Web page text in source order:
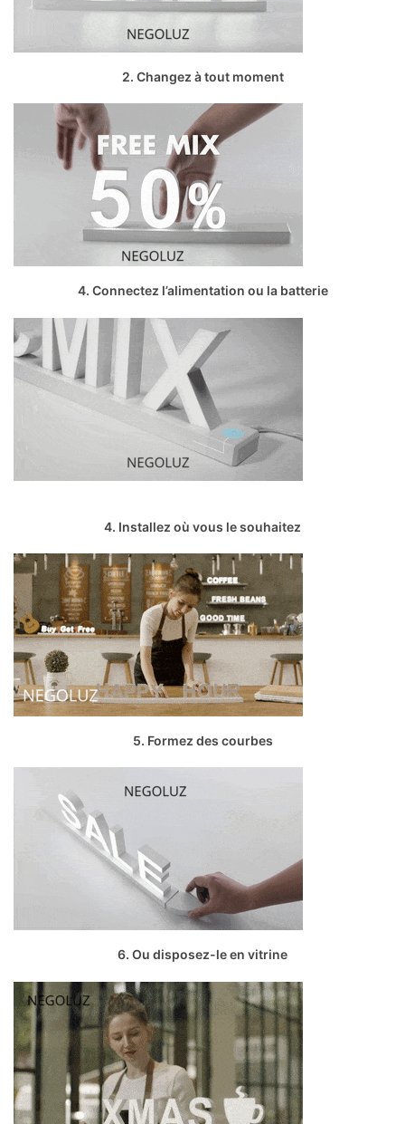
2. Changez à tout moment
4. Connectez l’alimentation ou la batterie
4. Installez où vous le souhaitez
5. Formez des courbes
6. Ou disposez-le en vitrine